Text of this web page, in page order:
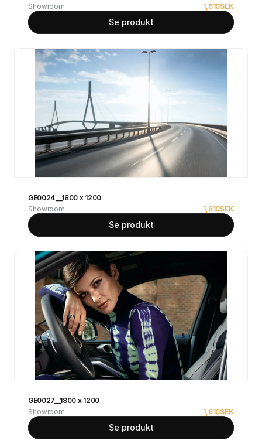
Showroom
1,610SEK
Se produkt
GE0024__1800 x 1200
Showroom
1,610SEK
Se produkt
GE0027__1800 x 1200
Showroom
1,610SEK
Se produkt